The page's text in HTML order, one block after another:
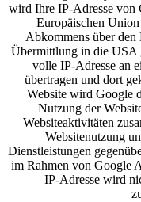
wird Ihre IP-Adresse von
Europäischen Union
Abkommens über den
Übermittlung in die USA
volle IP-Adresse an
übertragen und dort
Website wird Google
Nutzung der
Websiteaktivitäten
Websitenutzung
Dienstleistungen
im Rahmen von Google
IP-Adresse wird